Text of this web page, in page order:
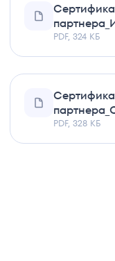
PDF, 324 КБ
ЛОДЖИК
PDF, 328 КБ